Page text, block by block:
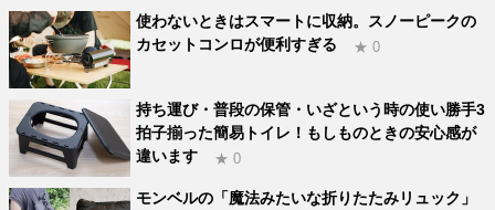
使わないときはスマートに収納。スノーピークの
カセットコンロが便利すぎる
★ 0
持ち運び・普段の保管・いざという時の使い勝手3
拍子揃った簡易トイレ！もしものときの安心感が
違います
★ 0
モンベルの「魔法みたいな折りたたみリュック」